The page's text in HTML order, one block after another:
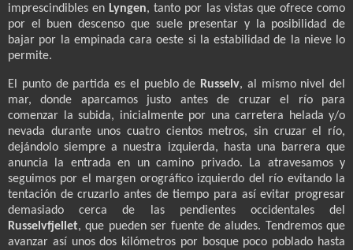
imprescindibles en Lyngen, tanto por las vistas que ofrece como
por el buen descenso que suele presentar y la posibilidad de
bajar por la empinada cara oeste si la estabilidad de la nieve lo
permite.
El punto de partida es el pueblo de Russelv, al mismo nivel del
mar, donde aparcamos justo antes de cruzar el río para
comenzar la subida, inicialmente por una carretera helada y/o
nevada durante unos cuatro cientos metros, sin cruzar el río,
dejándolo siempre a nuestra izquierda, hasta una barrera que
anuncia la entrada en un camino privado. La atravesamos y
seguimos por el margen orográfico izquierdo del río evitando la
tentación de cruzarlo antes de tiempo para así evitar progresar
demasiado cerca de las pendientes occidentales del
Russelvfjellet, que pueden ser fuente de aludes. Tendremos que
avanzar así unos dos kilómetros por bosque poco poblado hasta